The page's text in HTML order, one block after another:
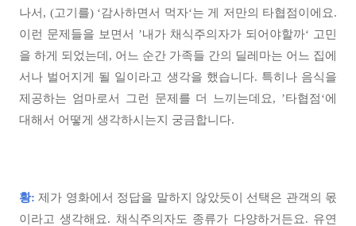
나서, (고기를) ‘감사하면서 먹자‘는 게 저만의 타협점이에요.
이런 문제들을 보면서 ’내가 채식주의자가 되어야할까‘ 고민
을 하게 되었는데, 어느 순간 가족들 간의 딜레마는 어느 집에
서나 벌어지게 될 일이라고 생각을 했습니다. 특히나 음식을
제공하는 엄마로서 그런 문제를 더 느끼는데요, ’타협점‘에
대해서 어떻게 생각하시는지 궁금합니다.
황: 제가 영화에서 정답을 말하지 않았듯이 선택은 관객의 몫
이라고 생각해요. 채식주의자도 종류가 다양하거든요. 유연